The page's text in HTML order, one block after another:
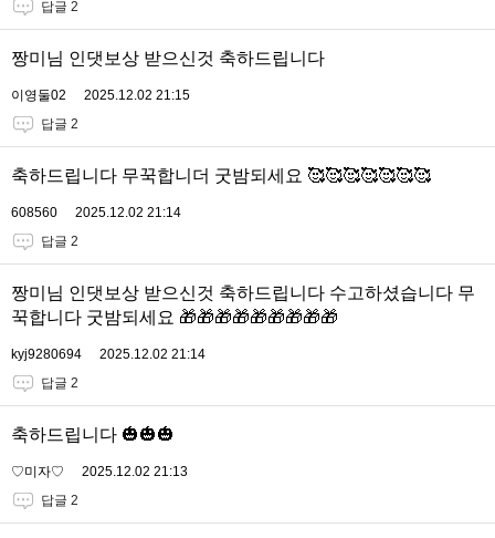
답글 2
짱미님 인댓보상 받으신것 축하드립니다
이영둘02
2025.12.02 21:15
답글 2
축하드립니다 무꾹합니더 굿밤되세요 🥰🥰🥰🥰🥰🥰🥰
608560
2025.12.02 21:14
답글 2
짱미님 인댓보상 받으신것 축하드립니다 수고하셨습니다 무
꾹합니다 굿밤되세요 🎁🎁🎁🎁🎁🎁🎁🎁🎁
kyj9280694
2025.12.02 21:14
답글 2
축하드립니다 🎃🎃🎃
♡미자♡
2025.12.02 21:13
답글 2